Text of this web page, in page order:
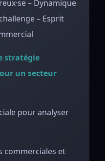
– Dynamique
– Esprit
stratégie
un secteur
pour analyser
commerciales et